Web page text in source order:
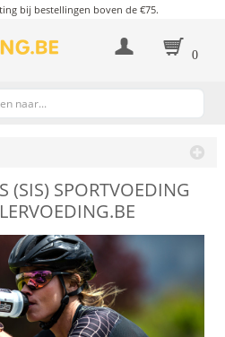
bij bestellingen boven de €75.
0
(SIS) SPORTVOEDING